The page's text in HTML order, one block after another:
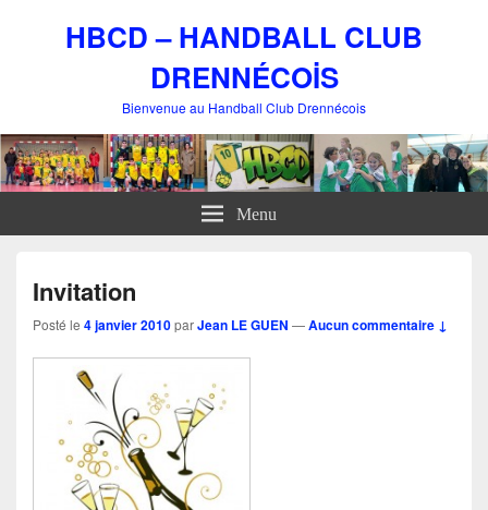
HBCD – HANDBALL CLUB
DRENNÉCOİS
Bienvenue au Handball Club Drennécois
Menu
Invitation
Posté le 4 janvier 2010parJean LE GUEN —Aucun commentaire ↓